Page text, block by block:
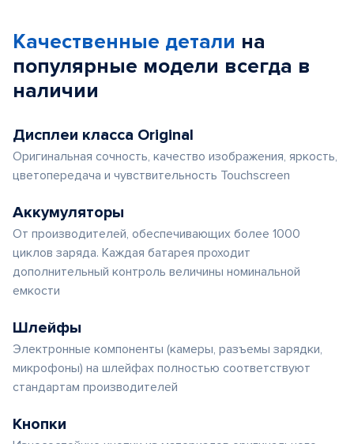
Качественные детали на
популярные модели всегда в
наличии
Дисплеи класса Original
Оригинальная сочность, качество изображения, яркость,
цветопередача и чувствительность Touchscreen
Аккумуляторы
От производителей, обеспечивающих более 1000
циклов заряда. Каждая батарея проходит
дополнительный контроль величины номинальной
емкости
Шлейфы
Электронные компоненты (камеры, разъемы зарядки,
микрофоны) на шлейфах полностью соответствуют
стандартам производителей
Кнопки